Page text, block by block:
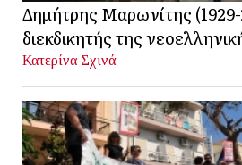
Δημήτρης Μαρωνίτης
διεκδικητής της
Κατερίνα Σχινά